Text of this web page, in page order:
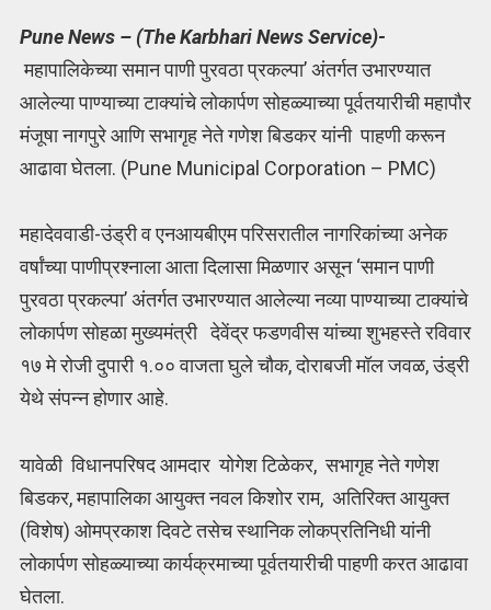
Pune News – (The Karbhari News Service)-
महापालिकेच्या समान पाणी पुरवठा प्रकल्पा’ अंतर्गत उभारण्यात
आलेल्या पाण्याच्या टाक्यांचे लोकार्पण सोहळ्याच्या पूर्वतयारीची महापौर
मंजूषा नागपुरे आणि सभागृह नेते गणेश बिडकर यांनी पाहणी करून
आढावा घेतला. (Pune Municipal Corporation – PMC)
महादेववाडी-उंड्री व एनआयबीएम परिसरातील नागरिकांच्या अनेक
वर्षांच्या पाणीप्रश्नाला आता दिलासा मिळणार असून ‘समान पाणी
पुरवठा प्रकल्पा’ अंतर्गत उभारण्यात आलेल्या नव्या पाण्याच्या टाक्यांचे
लोकार्पण सोहळा मुख्यमंत्री देवेंद्र फडणवीस यांच्या शुभहस्ते रविवार
१७ मे रोजी दुपारी १.०० वाजता घुले चौक, दोराबजी मॉल जवळ, उंड्री
येथे संपन्न होणार आहे.
यावेळी विधानपरिषद आमदार योगेश टिळेकर, सभागृह नेते गणेश
बिडकर, महापालिका आयुक्त नवल किशोर राम, अतिरिक्त आयुक्त
(विशेष) ओमप्रकाश दिवटे तसेच स्थानिक लोकप्रतिनिधी यांनी
लोकार्पण सोहळ्याच्या कार्यक्रमाच्या पूर्वतयारीची पाहणी करत आढावा
घेतला.